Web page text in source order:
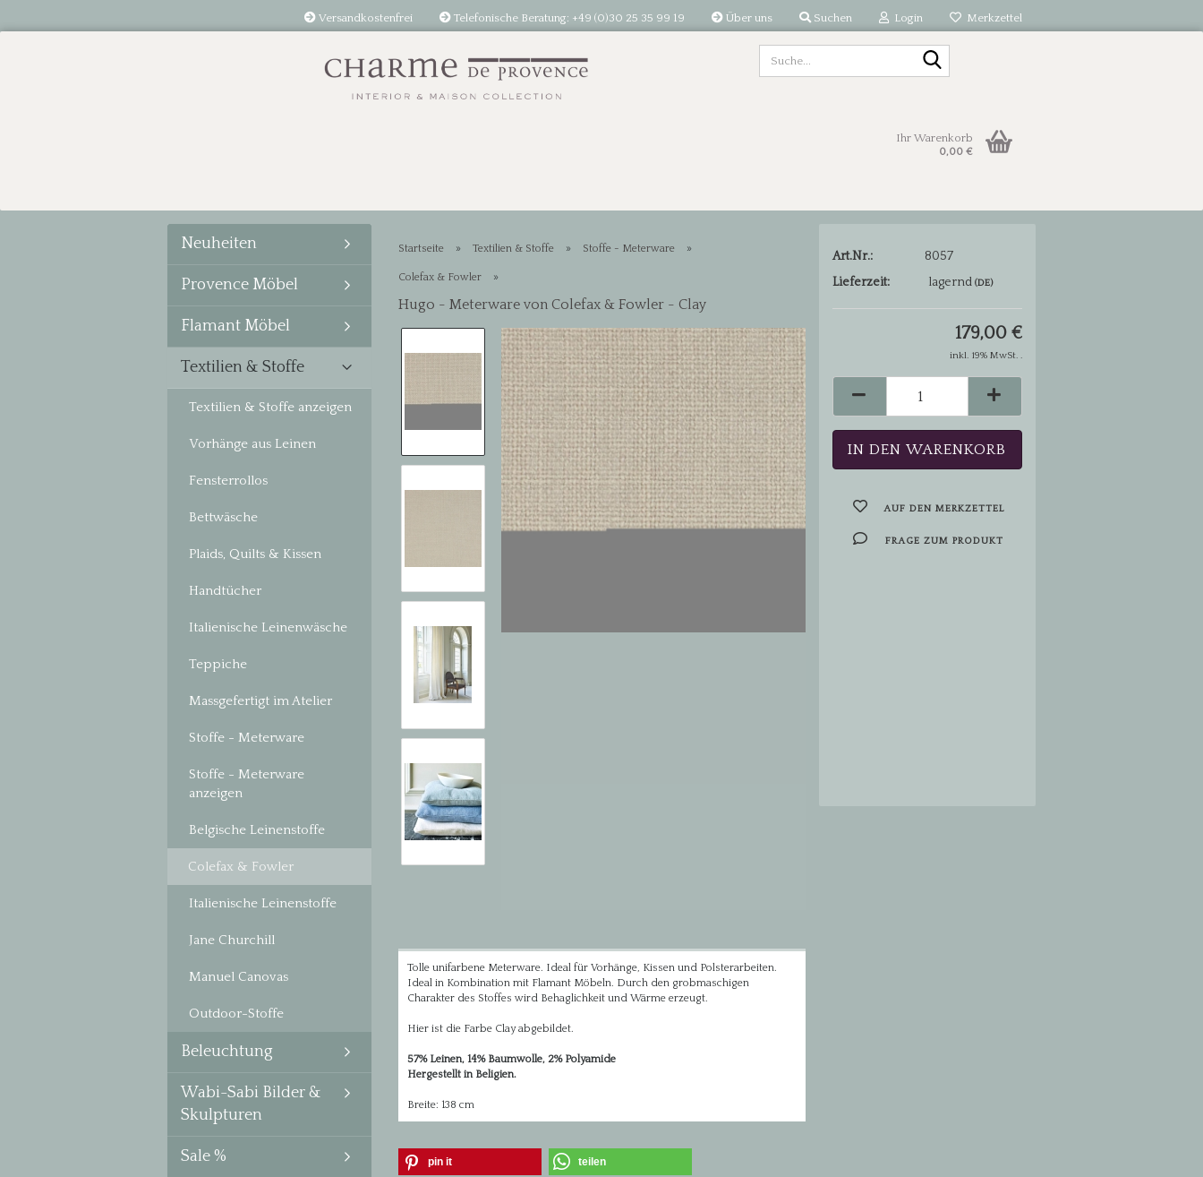
Versandkostenfrei Telefonische Beratung: +49 (0)30 25 35 99 19 Über uns Suchen Login Merkzettel
Ihr Warenkorb
0,00 €
Startseite » Textilien & Stoffe » Stoffe - Meterware »
Colefax & Fowler »
Hugo - Meterware von Colefax & Fowler - Clay
Art.Nr.:
8057
Lieferzeit:
lagernd(DE)
179,00 €
inkl. 19% MwSt. .
AUF DEN MERKZETTEL
FRAGE ZUM PRODUKT
Tolle unifarbene Meterware. Ideal für Vorhänge, Kissen und Polsterarbeiten.
Ideal in Kombination mit Flamant Möbeln. Durch den grobmaschigen
Charakter des Stoffes wird Behaglichkeit und Wärme erzeugt.
Hier ist die Farbe Clay abgebildet.
57% Leinen, 14% Baumwolle, 2% Polyamide
Hergestellt in Beligien.
Breite: 138 cm
pin it teilen
Neuheiten
Provence Möbel
Flamant Möbel
Textilien & Stoffe
Textilien & Stoffe anzeigen
Vorhänge aus Leinen
Fensterrollos
Bettwäsche
Plaids, Quilts & Kissen
Handtücher
Italienische Leinenwäsche
Teppiche
Massgefertigt im Atelier
Stoffe - Meterware
Stoffe - Meterware
anzeigen
Belgische Leinenstoffe
Colefax & Fowler
Italienische Leinenstoffe
Jane Churchill
Manuel Canovas
Outdoor-Stoffe
Beleuchtung
Wabi-Sabi Bilder &
Skulpturen
Sale %